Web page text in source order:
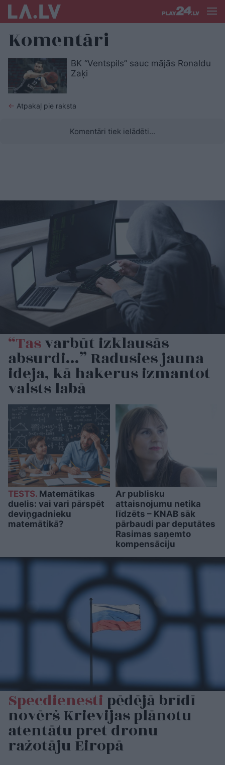
Komentāri
BK “Ventspils” sauc mājās Ronaldu
Zaķi
← Atpakaļ pie raksta
Komentāri tiek ielādēti...
“Tasvarbūt izklausās
absurdi…” Radusies jauna
ideja, kā hakerus izmantot
valsts labā
TESTS. Matemātikas
duelis: vai vari pārspēt
deviņgadnieku
matemātikā?
Ar publisku
attaisnojumu netika
līdzēts – KNAB sāk
pārbaudi par deputātes
Rasimas saņemto
kompensāciju
Specdienestipēdējā brīdī
novērš Krievijas plānotu
atentātu pret dronu
ražotāju Eiropā